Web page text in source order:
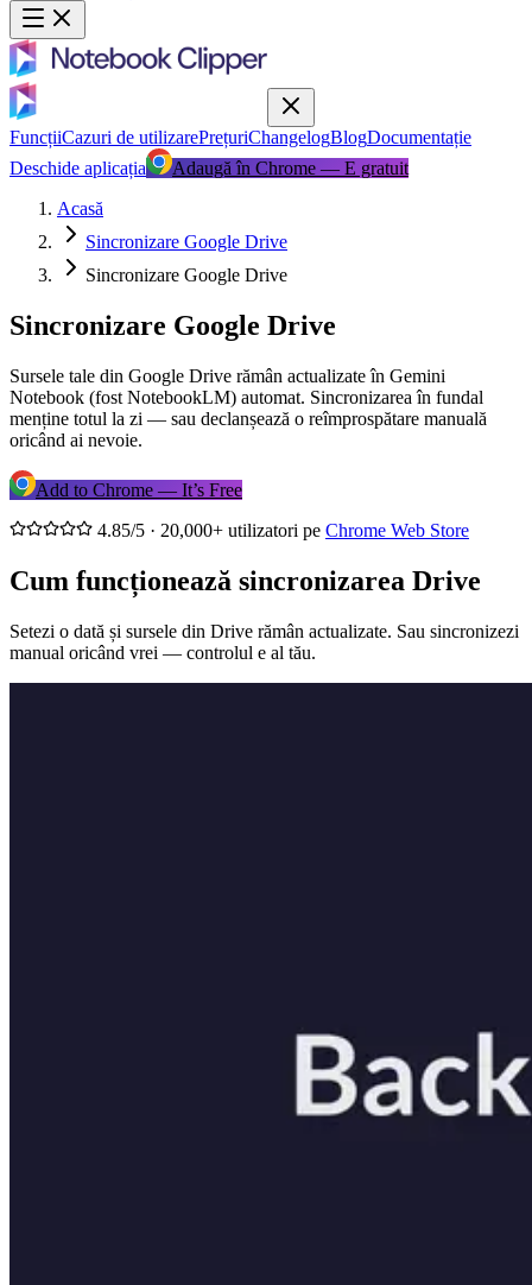
FuncțiiCazuri de utilizarePrețuriChangelogBlogDocumentație
Deschide aplicația
Adaugă în Chrome — E gratuit
Acasă
Sincronizare Google Drive
Sincronizare Google Drive
Sincronizare Google Drive
Sursele tale din Google Drive rămân actualizate în Gemini
Notebook (fost NotebookLM) automat. Sincronizarea în fundal
menține totul la zi — sau declanșează o reîmprospătare manuală
oricând ai nevoie.
Add to Chrome — It’s Free
4.85/5 · 20,000+ utilizatori pe Chrome Web Store
Cum funcționează sincronizarea Drive
Setezi o dată și sursele din Drive rămân actualizate. Sau sincronizezi
manual oricând vrei — controlul e al tău.